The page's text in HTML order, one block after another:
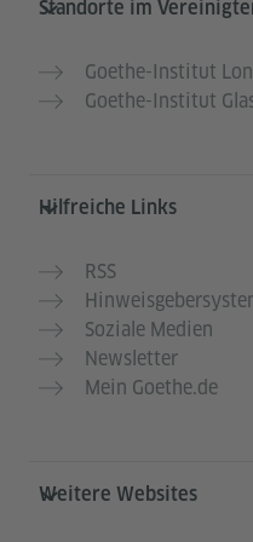
Standorte im
Goethe-Institut
Goethe-Institut
Hilfreiche Links
RSS
Soziale Medien
Newsletter
Mein Goethe.de
Weitere Websites